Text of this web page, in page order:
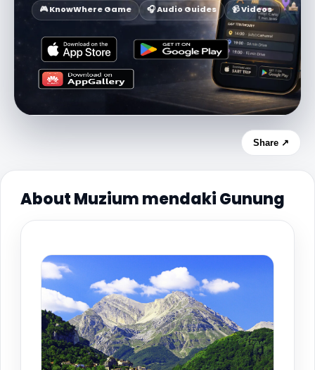
🎮 KnowWhere Game
🎧 Audio Guides 📹 Videos
Share ↗
About Muzium mendaki Gunung